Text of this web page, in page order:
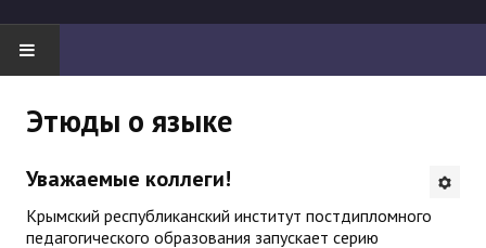
Этюды о языке
Уважаемые коллеги!
Крымский республиканский институт постдипломного
педагогического образования запускает серию